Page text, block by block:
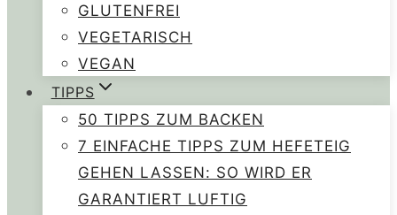
GLUTENFREI
VEGETARISCH
VEGAN
TIPPS
50 TIPPS ZUM BACKEN
7 EINFACHE TIPPS ZUM HEFETEIG
GEHEN LASSEN: SO WIRD ER
GARANTIERT LUFTIG